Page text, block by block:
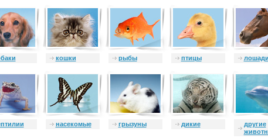
кошки рыбы птицы лошади
насекомые грызуны дикие
другие